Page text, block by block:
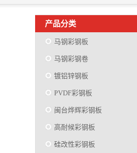
产品分类
马钢彩钢板
马钢彩钢卷
镀铝锌钢板
PVDF彩钢板
闽台烨辉彩钢板
高耐候彩钢板
硅改性彩钢板